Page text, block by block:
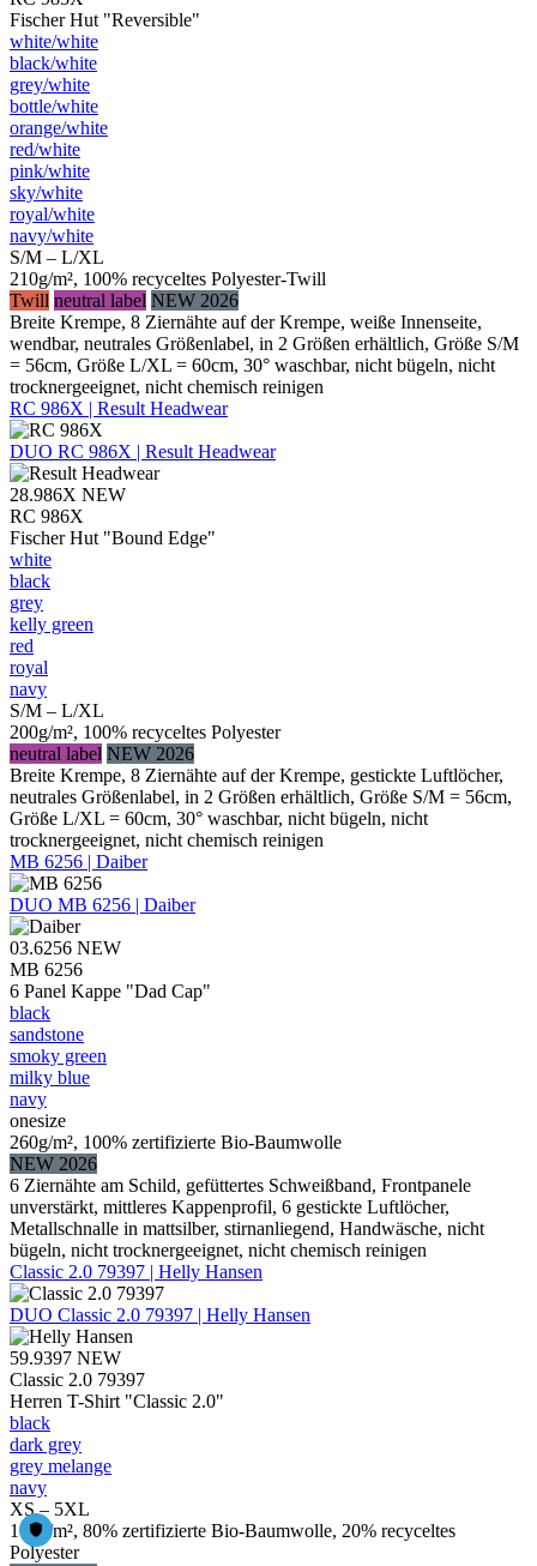
Fischer Hut "Reversible"
white/​white
black/​white
grey/​white
bottle/​white
orange/​white
red/​white
pink/​white
sky/​white
royal/​white
navy/​white
S/M – L/XL
210g/m², 100% recyceltes Polyester-Twill
Twill neutral label NEW 2026
Breite Krempe, 8 Ziernähte auf der Krempe, weiße Innenseite,
wendbar, neutrales Größenlabel, in 2 Größen erhältlich, Größe S/M
= 56cm, Größe L/XL = 60cm, 30° waschbar, nicht bügeln, nicht
trocknergeeignet, nicht chemisch reinigen
RC 986X | Result Headwear
DUO RC 986X | Result Headwear
28.986X NEW
RC 986X
Fischer Hut "Bound Edge"
white
black
grey
kelly green
red
royal
navy
S/M – L/XL
200g/m², 100% recyceltes Polyester
neutral label NEW 2026
Breite Krempe, 8 Ziernähte auf der Krempe, gestickte Luftlöcher,
neutrales Größenlabel, in 2 Größen erhältlich, Größe S/M = 56cm,
Größe L/XL = 60cm, 30° waschbar, nicht bügeln, nicht
trocknergeeignet, nicht chemisch reinigen
MB 6256 | Daiber
DUO MB 6256 | Daiber
03.6256 NEW
MB 6256
6 Panel Kappe "Dad Cap"
black
sandstone
smoky green
milky blue
navy
onesize
260g/m², 100% zertifizierte Bio-Baumwolle
NEW 2026
6 Ziernähte am Schild, gefüttertes Schweißband, Frontpanele
unverstärkt, mittleres Kappenprofil, 6 gestickte Luftlöcher,
Metallschnalle in mattsilber, stirnanliegend, Handwäsche, nicht
bügeln, nicht trocknergeeignet, nicht chemisch reinigen
Classic 2.0 79397 | Helly Hansen
DUO Classic 2.0 79397 | Helly Hansen
59.9397 NEW
Classic 2.0 79397
Herren T-Shirt "Classic 2.0"
black
dark grey
grey melange
navy
XS – 5XL
165g/m², 80% zertifizierte Bio-Baumwolle, 20% recyceltes
Polyester